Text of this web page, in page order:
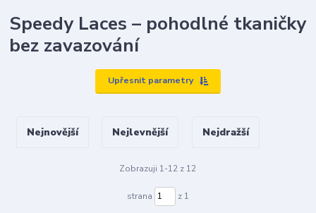
Speedy Laces – pohodlné tkaničky
bez zavazování
Upřesnit parametry
Nejnovější Nejlevnější Nejdražší
Zobrazuji 1-12 z 12
strana z 1